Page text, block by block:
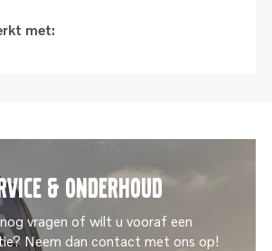
met:
& onderhoud
vragen of wilt u vooraf een
Neem dan contact met ons op!